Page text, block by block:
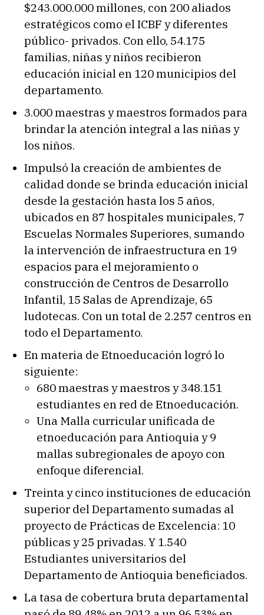
$243.000.000 millones, con 200 aliados
estratégicos como el ICBF y diferentes
público- privados. Con ello, 54.175
familias, niñas y niños recibieron
educación inicial en 120 municipios del
departamento.
3.000 maestras y maestros formados para
brindar la atención integral a las niñas y
los niños.
Impulsó la creación de ambientes de
calidad donde se brinda educación inicial
desde la gestación hasta los 5 años,
ubicados en 87 hospitales municipales, 7
Escuelas Normales Superiores, sumando
la intervención de infraestructura en 19
espacios para el mejoramiento o
construcción de Centros de Desarrollo
Infantil, 15 Salas de Aprendizaje, 65
ludotecas. Con un total de 2.257 centros en
todo el Departamento.
En materia de Etnoeducación logró lo
siguiente:
680 maestras y maestros y 348.151
estudiantes en red de Etnoeducación.
Una Malla curricular unificada de
etnoeducación para Antioquia y 9
mallas subregionales de apoyo con
enfoque diferencial.
Treinta y cinco instituciones de educación
superior del Departamento sumadas al
proyecto de Prácticas de Excelencia: 10
públicas y 25 privadas. Y 1.540
Estudiantes universitarios del
Departamento de Antioquia beneficiados.
La tasa de cobertura bruta departamental